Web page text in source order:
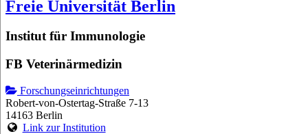
Freie Universität Berlin
Institut für Immunologie
FB Veterinärmedizin
Forschungseinrichtungen
Robert-von-Ostertag-Straße 7-13
14163 Berlin
Link zur Institution